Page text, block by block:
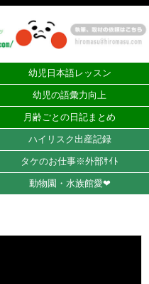
幼児日本語レッスン
幼児の語彙力向上
月齢ごとの日記まとめ
ハイリスク出産記録
タケのお仕事※外部ｻｲﾄ
動物園・水族館愛❤︎